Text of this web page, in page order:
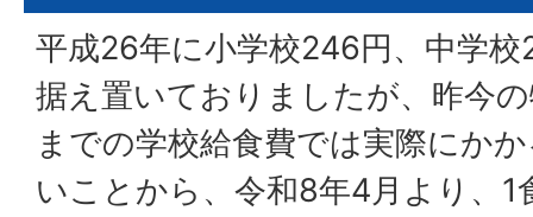
平成26年に小学校246円、中学
据え置いておりましたが、昨今
までの学校給食費では実際にか
いことから、令和8年4月より、1